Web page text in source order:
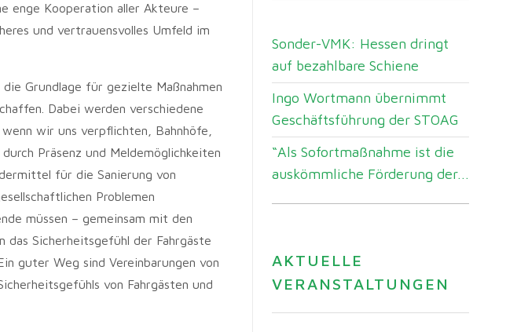
enge Kooperation aller Akteure –
und vertrauensvolles Umfeld im
Grundlage für gezielte Maßnahmen
Dabei werden verschiedene
wir uns verpflichten, Bahnhöfe,
Präsenz und Meldemöglichkeiten
für die Sanierung von
Problemen
müssen – gemeinsam mit den
das Sicherheitsgefühl der Fahrgäste
guter Weg sind Vereinbarungen von
von Fahrgästen und
Sonder-VMK: Hessen dringt
auf bezahlbare Schiene
Ingo Wortmann übernimmt
Geschäftsführung der STOAG
“Als Sofortmaßnahme ist die
auskömmliche Förderung der...
AKTUELLE
VERANSTALTUNGEN